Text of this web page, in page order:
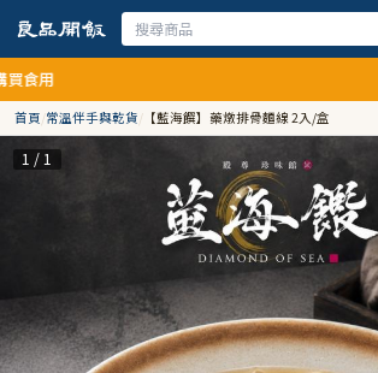
首頁/常溫伴手與乾貨/ 【藍海饌】藥燉排骨麵線 2入/盒
1 / 1